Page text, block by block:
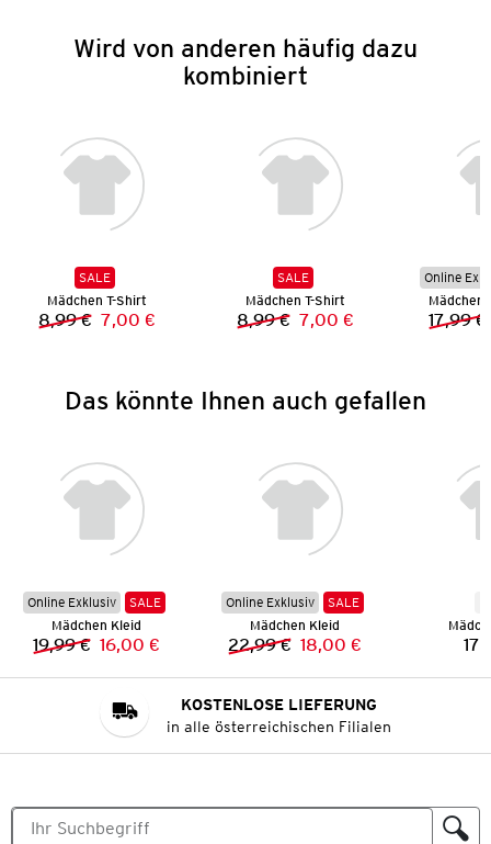
Wird von anderen häufig dazu
kombiniert
SALE
Mädchen T-Shirt
Vorheriger Preis:
8,99 € Neuer Preis:
7,00 €
SALE
Mädchen T-Shirt
Vorheriger Preis:
8,99 € Neuer Preis:
7,00 €
Online
Mädchen
17,99 €
Das könnte Ihnen auch gefallen
Online Exklusiv
SALE
Mädchen Kleid
Vorheriger Preis:
19,99 € Neuer Preis:
16,00 €
Online Exklusiv
SALE
Mädchen Kleid
Vorheriger Preis:
22,99 € Neuer Preis:
18,00 €
KOSTENLOSE LIEFERUNG
in alle österreichischen Filialen